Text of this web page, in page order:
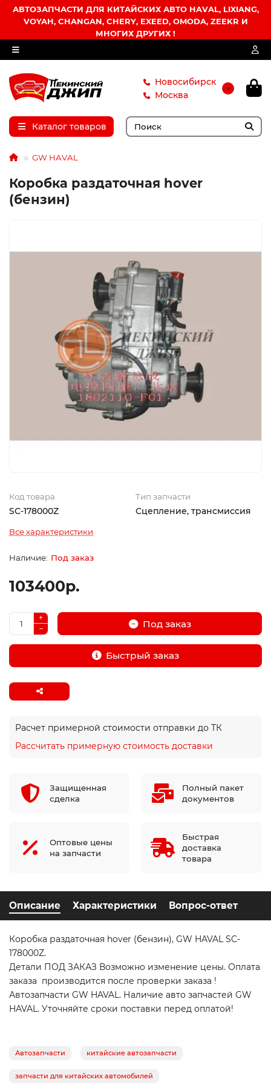
АВТОЗАПЧАСТИ ДЛЯ КИТАЙСКИХ АВТО HAVAL, LIXIANG,
VOYAH, CHANGAN, CHERY, EXEED, OMODA, ZEEKR И
МНОГИХ ДРУГИХ !
Новосибирск
Москва
Каталог товаров
GW HAVAL
Коробка раздаточная hover
(бензин)
Код товара
SC-178000Z
Тип запчасти
Сцепление, трансмиссия
Все характеристики
Под заказ
103400р.
Под заказ
Быстрый заказ
Расчет примерной стоимости отправки до ТК
Рассчитать примерную стоимость доставки
Защищенная
сделка
Полный пакет
документов
Оптовые цены
на запчасти
Быстрая
доставка
товара
Описание Характеристики Вопрос-ответ
Коробка раздаточная hover (бензин), GW HAVAL SC-
178000Z.
Детали ПОД ЗАКАЗ Возможно изменение цены. Оплата
заказа производится после проверки заказа !
Автозапчасти GW HAVAL. Наличие авто запчастей GW
HAVAL. Уточняйте сроки поставки перед оплатой!
Автозапчасти китайские автозапчасти
запчасти для китайских автомобилей